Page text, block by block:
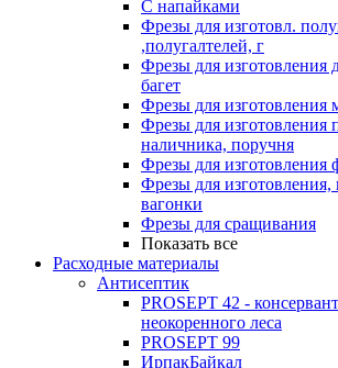
С напайками
Фрезы для изготовл.
,полугалтелей, г
Фрезы для изготовления
багет
Фрезы для изготовления
Фрезы для изготовления
наличника, поручня
Фрезы для изготовления
Фрезы для изготовления,
вагонки
Фрезы для сращивания
Показать все
Расходные материалы
Антисептик
PROSEPT 42 -
неокоренного леса
PROSEPT 99
ИрпакБайкал